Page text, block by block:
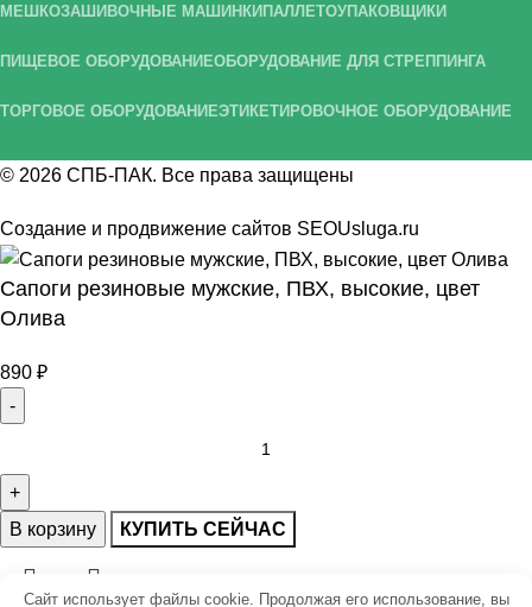
МЕШКОЗАШИВОЧНЫЕ МАШИНКИПАЛЛЕТОУПАКОВЩИКИ
ПИЩЕВОЕ ОБОРУДОВАНИЕОБОРУДОВАНИЕ ДЛЯ СТРЕППИНГА
ТОРГОВОЕ ОБОРУДОВАНИЕЭТИКЕТИРОВОЧНОЕ ОБОРУДОВАНИЕ
© 2026 СПБ-ПАК. Все права защищены
Создание и продвижение сайтов SEOUsluga.ru
Сапоги резиновые мужские, ПВХ, высокие, цвет
Олива
890 ₽
В корзину КУПИТЬ СЕЙЧАС
Сайт использует файлы cookie. Продолжая его использование, вы